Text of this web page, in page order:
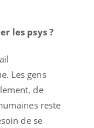
les psys ?
Les gens
de
reste
de se